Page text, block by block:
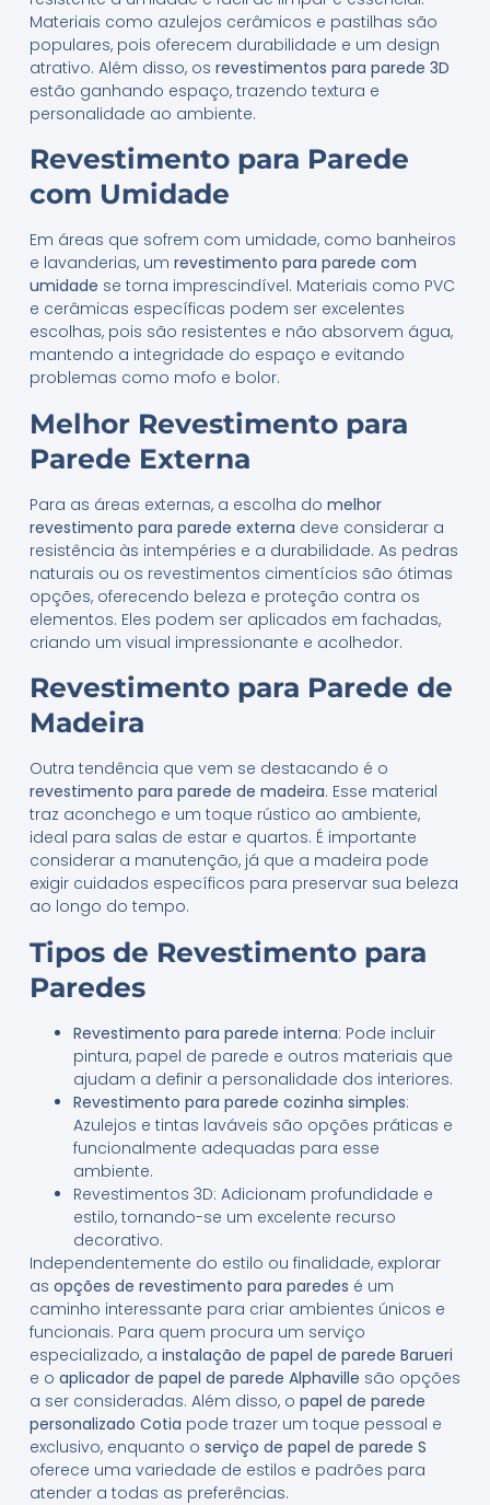
Materiais como azulejos cerâmicos e pastilhas são
populares, pois oferecem durabilidade e um design
atrativo. Além disso, os revestimentos para parede 3D
estão ganhando espaço, trazendo textura e
personalidade ao ambiente.
Revestimento para Parede
com Umidade
Em áreas que sofrem com umidade, como banheiros
e lavanderias, um revestimento para parede com
umidade se torna imprescindível. Materiais como PVC
e cerâmicas específicas podem ser excelentes
escolhas, pois são resistentes e não absorvem água,
mantendo a integridade do espaço e evitando
problemas como mofo e bolor.
Melhor Revestimento para
Parede Externa
Para as áreas externas, a escolha do melhor
revestimento para parede externa deve considerar a
resistência às intempéries e a durabilidade. As pedras
naturais ou os revestimentos cimentícios são ótimas
opções, oferecendo beleza e proteção contra os
elementos. Eles podem ser aplicados em fachadas,
criando um visual impressionante e acolhedor.
Revestimento para Parede de
Madeira
Outra tendência que vem se destacando é o
revestimento para parede de madeira. Esse material
traz aconchego e um toque rústico ao ambiente,
ideal para salas de estar e quartos. É importante
considerar a manutenção, já que a madeira pode
exigir cuidados específicos para preservar sua beleza
ao longo do tempo.
Tipos de Revestimento para
Paredes
Revestimento para parede interna: Pode incluir
pintura, papel de parede e outros materiais que
ajudam a definir a personalidade dos interiores.
Revestimento para parede cozinha simples:
Azulejos e tintas laváveis são opções práticas e
funcionalmente adequadas para esse
ambiente.
Revestimentos 3D: Adicionam profundidade e
estilo, tornando-se um excelente recurso
decorativo.
Independentemente do estilo ou finalidade, explorar
as opções de revestimento para paredes é um
caminho interessante para criar ambientes únicos e
funcionais. Para quem procura um serviço
especializado, a instalação de papel de parede Barueri
e o aplicador de papel de parede Alphaville são opções
a ser consideradas. Além disso, o papel de parede
personalizado Cotia pode trazer um toque pessoal e
exclusivo, enquanto o serviço de papel de parede S
oferece uma variedade de estilos e padrões para
atender a todas as preferências.